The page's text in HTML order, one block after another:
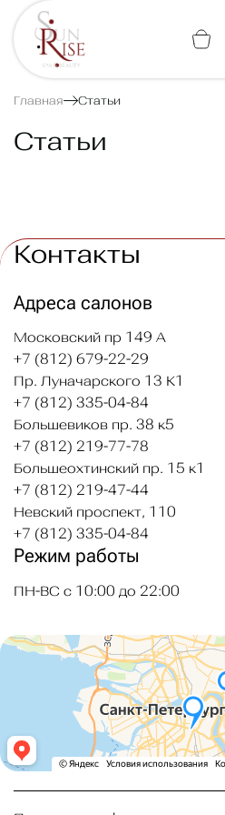
Главная Статьи
Статьи
Контакты
Адреса салонов
Московский пр 149 А
+7 (812) 679-22-29
Пр. Луначарского 13 К1
+7 (812) 335-04-84
Большевиков пр. 38 к5
+7 (812) 219-77-78
Большеохтинский пр. 15 к1
+7 (812) 219-47-44
Невский проспект, 110
+7 (812) 335-04-84
Режим работы
ПН-ВС с 10:00 до 22:00